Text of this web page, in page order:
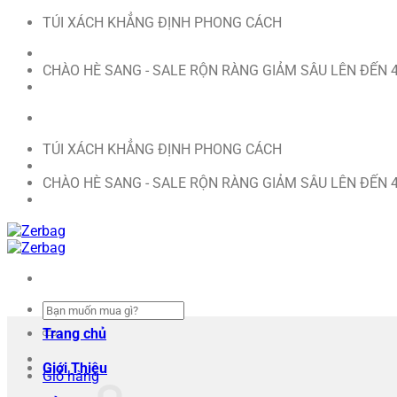
dung
TÚI XÁCH KHẲNG ĐỊNH PHONG CÁCH
CHÀO HÈ SANG - SALE RỘN RÀNG GIẢM SÂU LÊN ĐẾN
TÚI XÁCH KHẲNG ĐỊNH PHONG CÁCH
CHÀO HÈ SANG - SALE RỘN RÀNG GIẢM SÂU LÊN ĐẾN
Tìm
kiếm:
Giỏ hàng
Trang chủ
Giới Thiệu